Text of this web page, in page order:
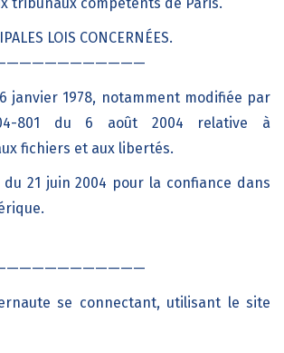
tribunaux compétents de Paris.
LOIS CONCERNÉES.
janvier 1978, notamment modifiée par
801 du 6 août 2004 relative à
fichiers et aux libertés.
du 21 juin 2004 pour la confiance dans
se connectant, utilisant le site